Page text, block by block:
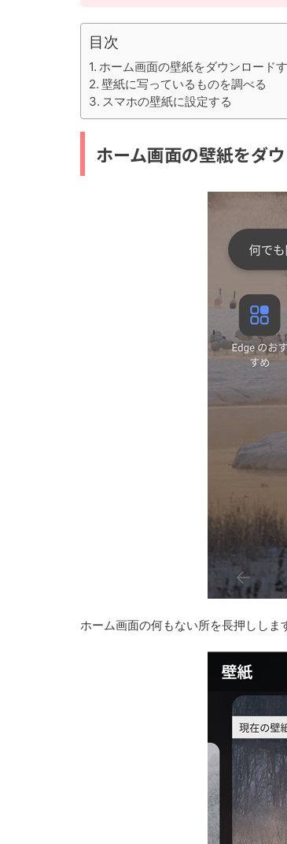
目次
ホーム画面の壁紙をダウンロード
壁紙に写っているものを調べる
スマホの壁紙に設定する
ホーム画面の壁紙をダ
ホーム画面の何もない所を長押ししま